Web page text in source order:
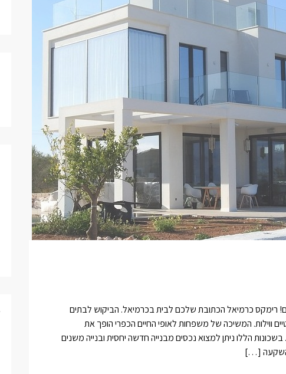
רימקס כרמיאל הכתובת שלכם לבית בכרמיאל. הביקוש לבתים
ווילות. המשיכה של משפחות לאופי החיים הכפרי הופך את
הללו ניתן למצוא נכסים מבנייה חדשה יחסית ובנייה משנים
[…]